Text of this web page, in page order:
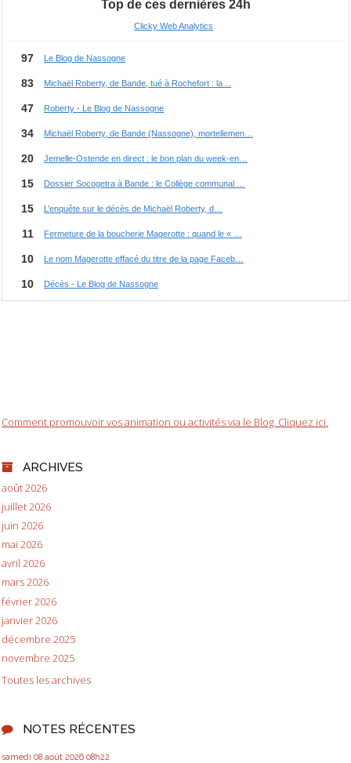
Comment promouvoir vos animation ou activités via le Blog. Cliquez ici.
ARCHIVES
août 2026
juillet 2026
juin 2026
mai 2026
avril 2026
mars 2026
février 2026
janvier 2026
décembre 2025
novembre 2025
Toutes les archives
NOTES RÉCENTES
samedi 08 août 2026 08h22